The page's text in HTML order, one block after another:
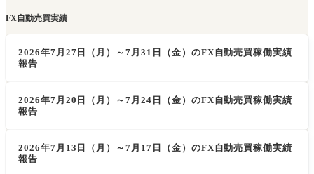
FX自動売買実績
2026年7月27日（月）～7月31日（金）のFX自動売買稼働実績
報告
2026年7月20日（月）～7月24日（金）のFX自動売買稼働実績
報告
2026年7月13日（月）～7月17日（金）のFX自動売買稼働実績
報告